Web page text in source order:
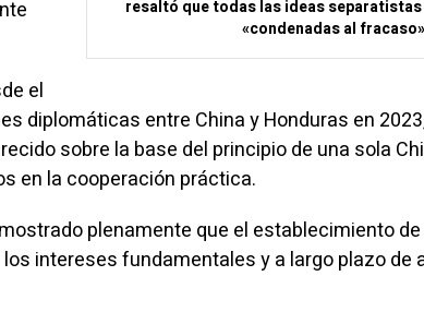
resaltó que todas las ideas separatistas
«condenadas al
el
diplomáticas entre China y Honduras en
sobre la base del principio de una sola
en la cooperación práctica.
plenamente que el establecimiento
intereses fundamentales y a largo plazo de